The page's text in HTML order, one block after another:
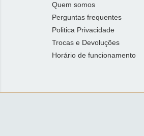
Quem somos
Perguntas frequentes
Politica Privacidade
Trocas e Devoluções
Horário de funcionamento
Copyright Atelie Bel